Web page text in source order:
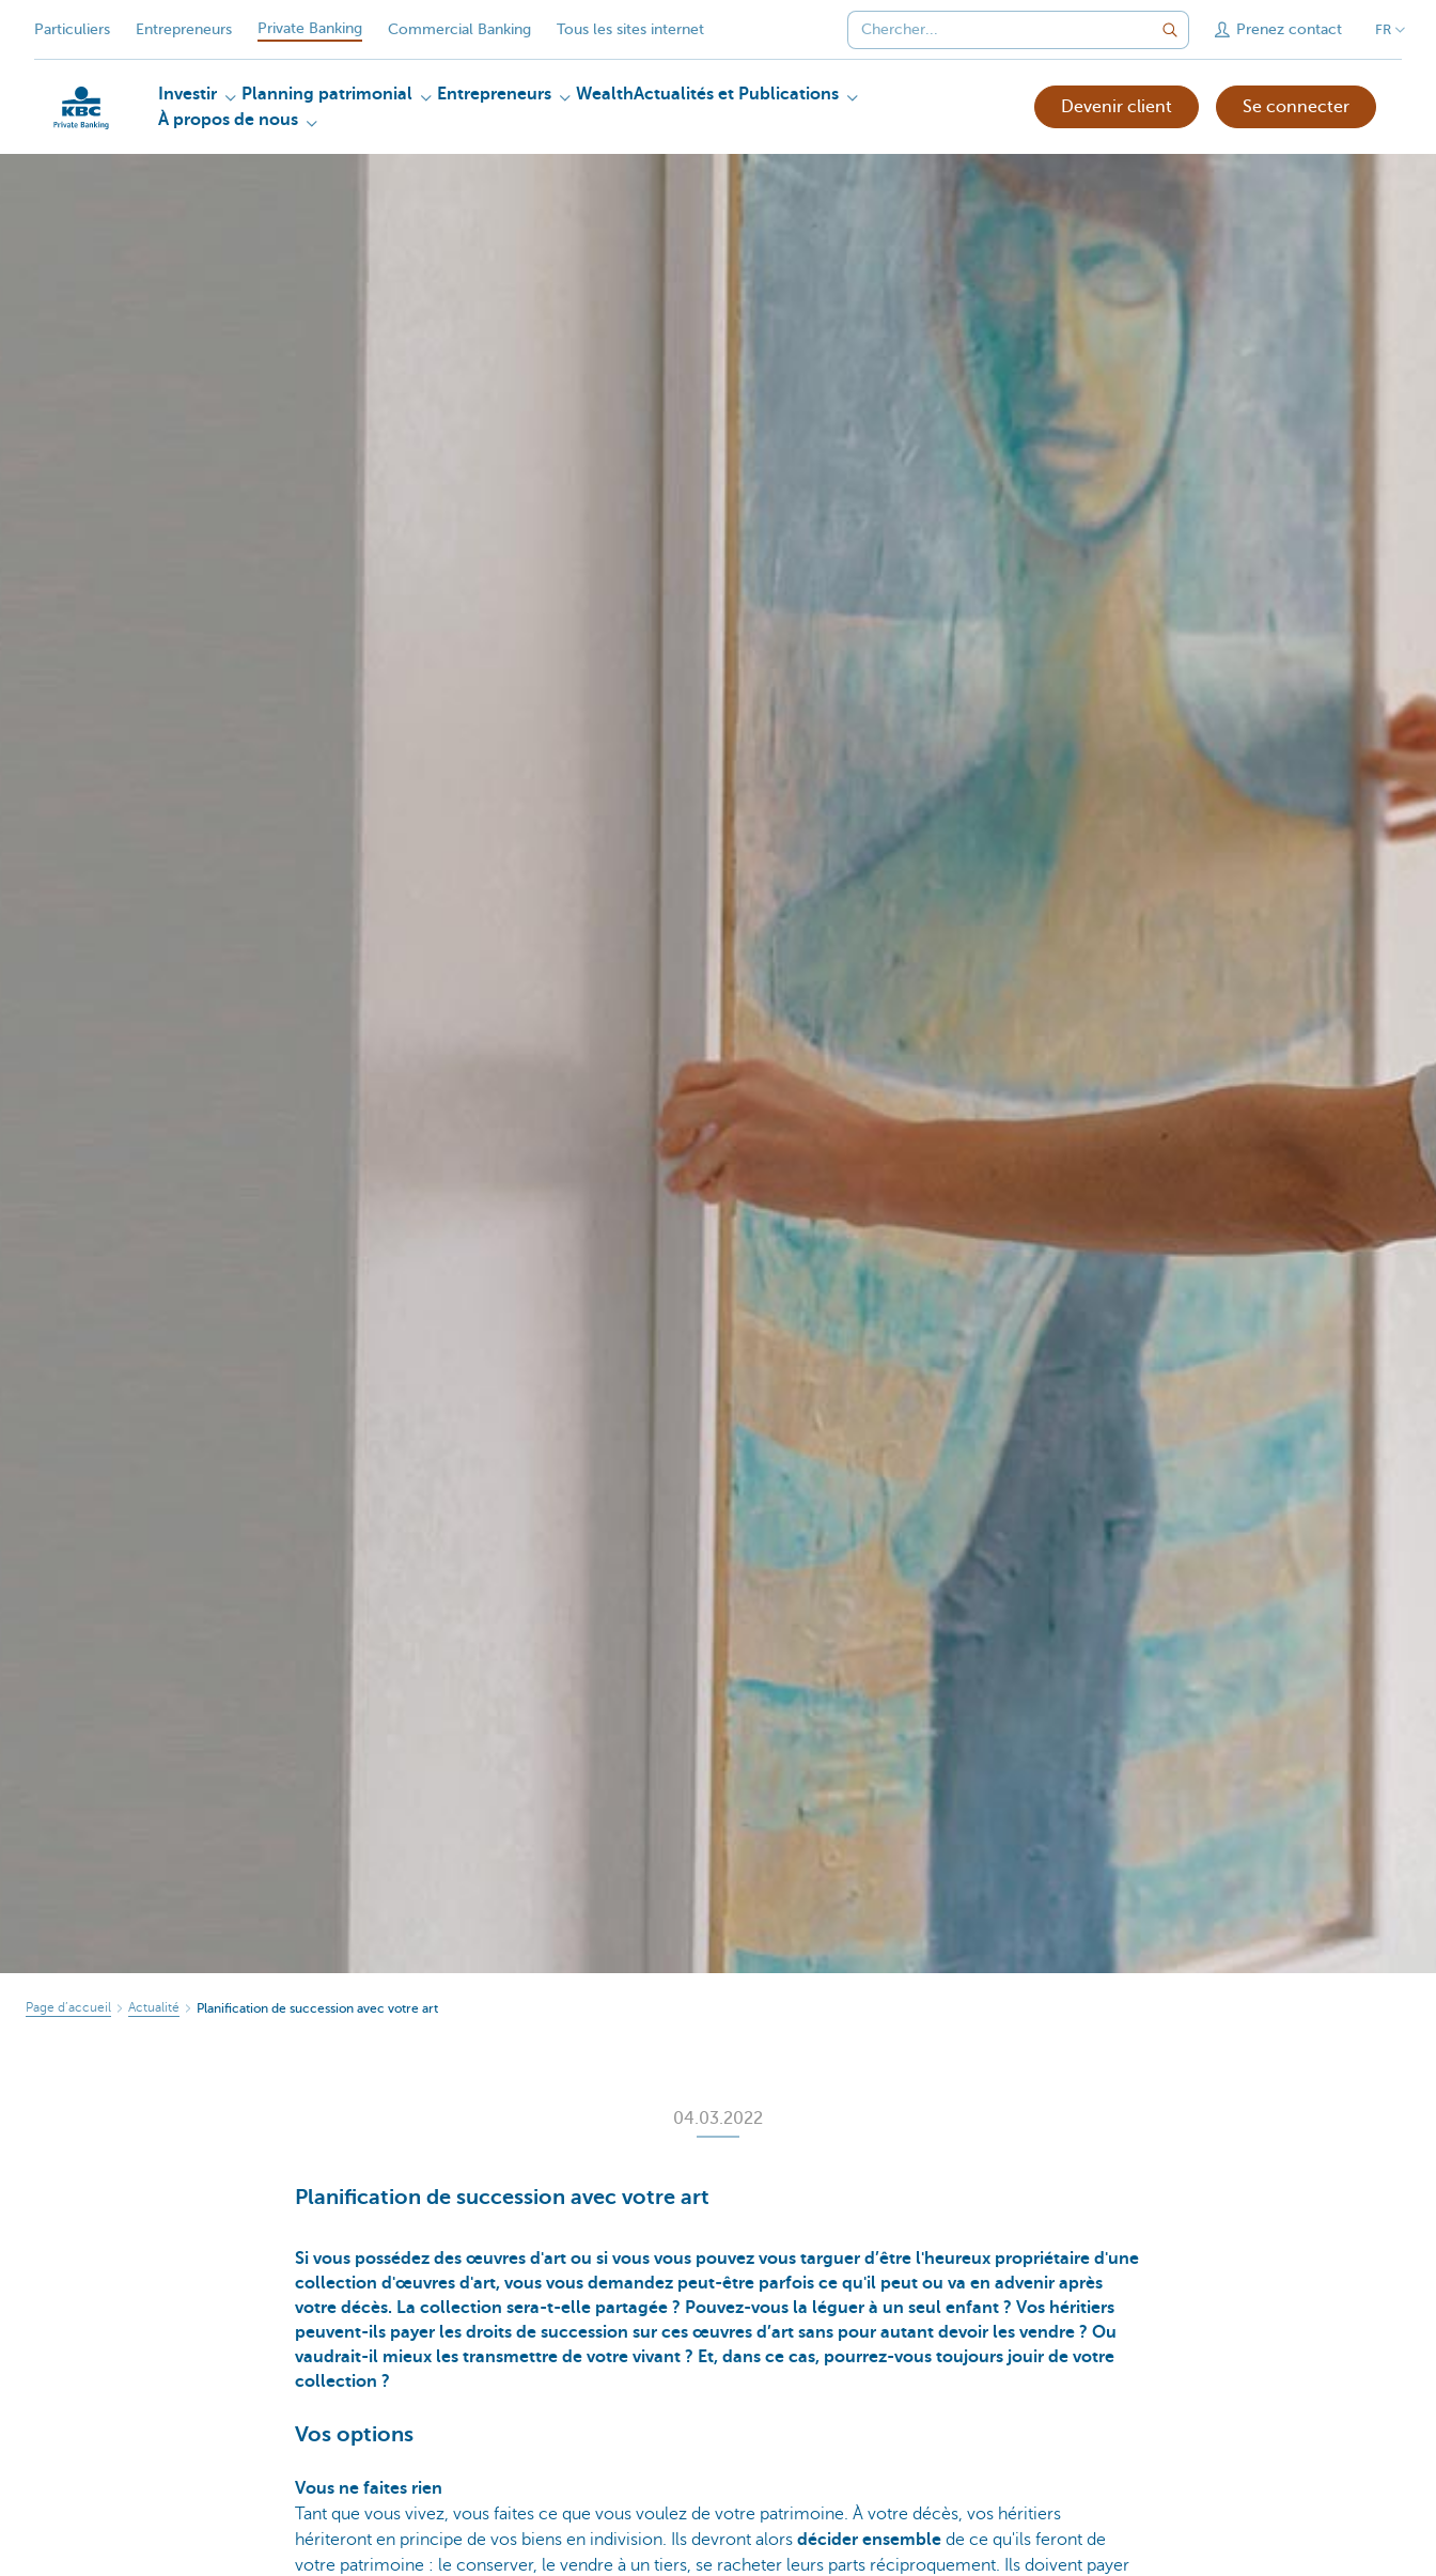
Particuliers Entrepreneurs Private Banking Commercial Banking Tous les sites internet Prenez contact FR
Investir Planning patrimonial Entrepreneurs WealthActualités et Publications
À propos de nous
Devenir client Se connecter
Page d’accueil Actualité Planification de succession avec votre art
04.03.2022
Planification de succession avec votre art
Si vous possédez des œuvres d'art ou si vous vous pouvez vous targuer d’être l'heureux propriétaire d'une
collection d'œuvres d'art, vous vous demandez peut-être parfois ce qu'il peut ou va en advenir après
votre décès. La collection sera-t-elle partagée ? Pouvez-vous la léguer à un seul enfant ? Vos héritiers
peuvent-ils payer les droits de succession sur ces œuvres d’art sans pour autant devoir les vendre ? Ou
vaudrait-il mieux les transmettre de votre vivant ? Et, dans ce cas, pourrez-vous toujours jouir de votre
collection ?
Vos options
Vous ne faites rien
Tant que vous vivez, vous faites ce que vous voulez de votre patrimoine. À votre décès, vos héritiers
hériteront en principe de vos biens en indivision. Ils devront alors décider ensemble de ce qu'ils feront de
votre patrimoine : le conserver, le vendre à un tiers, se racheter leurs parts réciproquement. Ils doivent payer